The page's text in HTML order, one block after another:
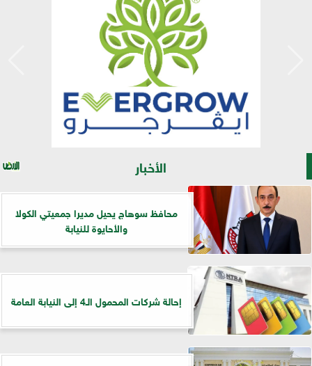
الأخبار
محافظ سوهاج يحيل مديرا جمعيتي الكولا
والأحايوة للنيابة
إحالة شركات المحمول الـ4 إلى النيابة العامة